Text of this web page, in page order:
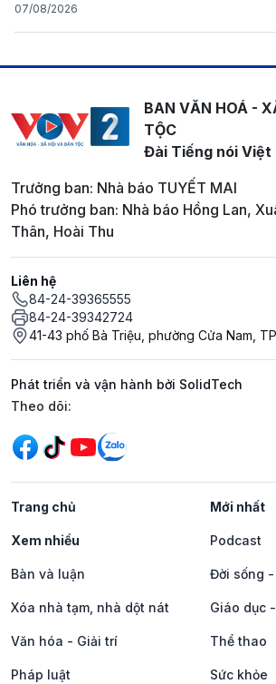
07/08/2026
BAN VĂN HOÁ -
TỘC
Đài Tiếng nói Việt
Trưởng ban: Nhà báo TUYẾT MAI
Phó trưởng ban: Nhà báo Hồng Lan,
Thân, Hoài Thu
Liên hệ
84-24-39365555
84-24-39342724
41-43 phố Bà Triệu, phường Cửa Nam,
Phát triển và vận hành bởi SolidTech
Mạng xã hội
Theo dõi:
Trang chủ Mới nhất
Xem nhiều Podcast
Bàn và luận Đời sống -
Xóa nhà tạm, nhà dột nát Giáo dục
Văn hóa - Giải trí Thể thao
Pháp luật Sức khỏe